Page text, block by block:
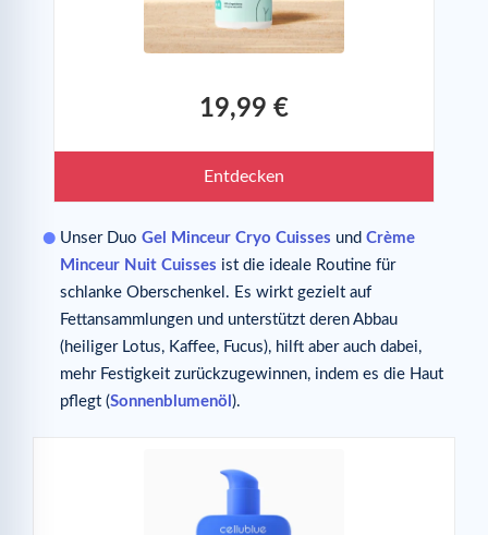
19,99 €
Entdecken
Unser Duo Gel Minceur Cryo Cuisses und Crème
Minceur Nuit Cuisses ist die ideale Routine für
schlanke Oberschenkel. Es wirkt gezielt auf
Fettansammlungen und unterstützt deren Abbau
(heiliger Lotus, Kaffee, Fucus), hilft aber auch dabei,
mehr Festigkeit zurückzugewinnen, indem es die Haut
pflegt (Sonnenblumenöl ).